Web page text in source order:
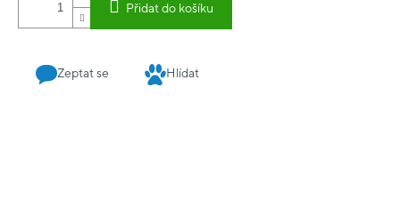
Přidat do košíku
Zeptat se Hlídat